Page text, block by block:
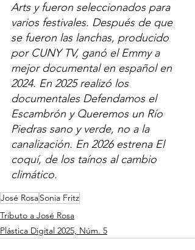
Arts y fueron seleccionados para
varios festivales. Después de que
se fueron las lanchas, producido
por CUNY TV, ganó el Emmy a
mejor documental en español en
2024. En 2025 realizó los
documentales Defendamos el
Escambrón y Queremos un Río
Piedras sano y verde, no a la
canalización. En 2026 estrena El
coquí, de los taínos al cambio
climático.
José RosaSonia Fritz
Tributo a José Rosa
Plástica Digital 2025, Núm. 5